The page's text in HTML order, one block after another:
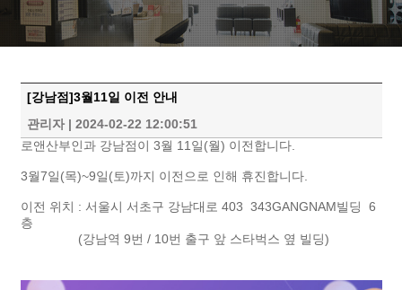
[강남점]3월11일 이전 안내
관리자| 2024-02-22 12:00:51
로앤산부인과 강남점이 3월 11일(월) 이전합니다.
3월7일(목)~9일(토)까지 이전으로 인해 휴진합니다.
이전 위치 : 서울시 서초구 강남대로 403 343GANGNAM빌딩 6
층
(강남역 9번 / 10번 출구 앞 스타벅스 옆 빌딩)